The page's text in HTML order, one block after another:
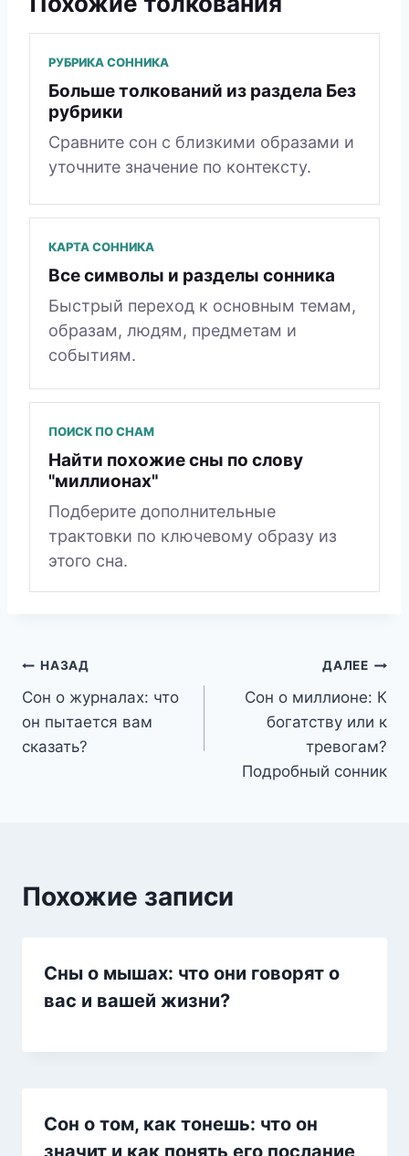
РУБРИКА СОННИКА
Больше толкований из раздела Без
рубрики
Сравните сон с близкими образами и
уточните значение по контексту.
КАРТА СОННИКА
Все символы и разделы сонника
Быстрый переход к основным темам,
образам, людям, предметам и
событиям.
ПОИСК ПО СНАМ
Найти похожие сны по слову
"миллионах"
Подберите дополнительные
трактовки по ключевому образу из
этого сна.
Навигация
по
записям
НАЗАД
Сон о журналах: что
он пытается вам
сказать?
ДАЛЕЕ
Сон о миллионе: К
богатству или к
тревогам?
Подробный сонник
Похожие записи
Сны о мышах: что они говорят о
вас и вашей жизни?
Сон о том, как тонешь: что он
значит и как понять его послание